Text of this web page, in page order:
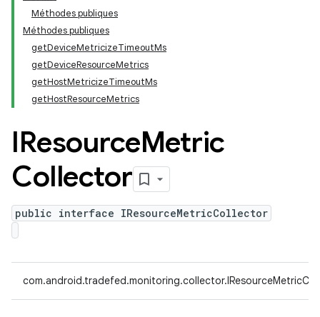
Méthodes publiques
Méthodes publiques
getDeviceMetricizeTimeoutMs
getDeviceResourceMetrics
getHostMetricizeTimeoutMs
getHostResourceMetrics
IResourceMetric
Collector
public interface IResourceMetricCollector